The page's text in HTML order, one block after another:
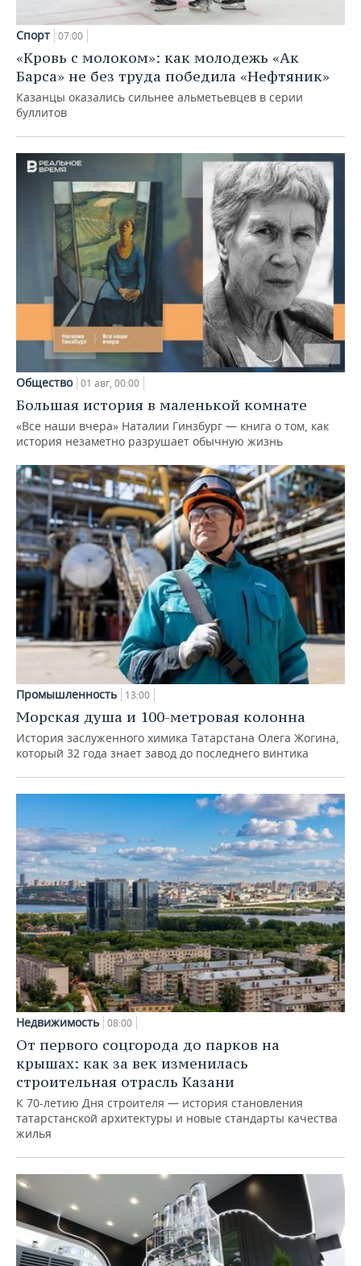
Спорт 07:00
«Кровь с молоком»: как молодежь «Ак
Барса» не без труда победила «Нефтяник»
Казанцы оказались сильнее альметьевцев в серии
буллитов
Общество 01 авг, 00:00
Большая история в маленькой комнате
«Все наши вчера» Наталии Гинзбург — книга о том, как
история незаметно разрушает обычную жизнь
Промышленность 13:00
Морская душа и 100-метровая колонна
История заслуженного химика Татарстана Олега Жогина,
который 32 года знает завод до последнего винтика
Недвижимость 08:00
От первого соцгорода до парков на
крышах: как за век изменилась
строительная отрасль Казани
К 70-летию Дня строителя — история становления
татарстанской архитектуры и новые стандарты качества
жилья